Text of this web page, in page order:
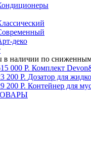
деко
в наличии по
000 Р. Комплект
200 Р. Дозатор для
200 Р. Контейнер для